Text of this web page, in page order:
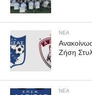
ΝΕΑ
Ζήση
ΝΕΑ